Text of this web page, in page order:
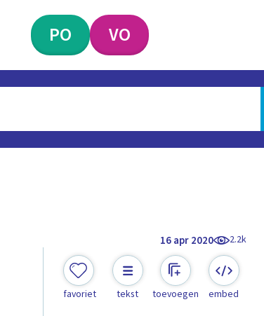
PO VO
16 apr 2020 2.2k
favoriet tekst toevoegen embed